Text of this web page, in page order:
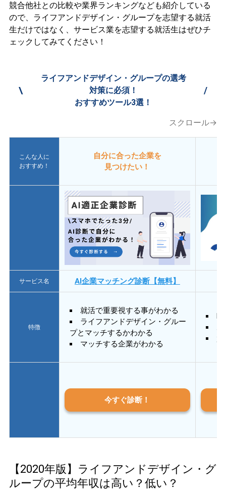
競合他社との比較や業界ランキングなども紹介している
ので、ライフアンドデザイン・グループを志望する就活
生だけではなく、サービス業を志望する就活生はぜひチ
ェックしてみてください！
\
ライフアンドデザイン・グループの選考
対策に必須！
おすすめツール3選！
/
スクロール→
こんな人に
おすすめ！
自分に合った企業を
見つけたい！
サービス名 AI企業マッチング診断【無料】
特徴
就活で重要視する事がわかる
ライフアンドデザイン・グルー
プとマッチするかわかる
マッチする企業がわかる
質
今すぐ診断！
【2020年版】ライフアンドデザイン・グ
ループの平均年収は高い？低い？